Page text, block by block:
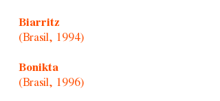
Biarritz
(Brasil, 1994)
Bonikta
(Brasil, 1996)